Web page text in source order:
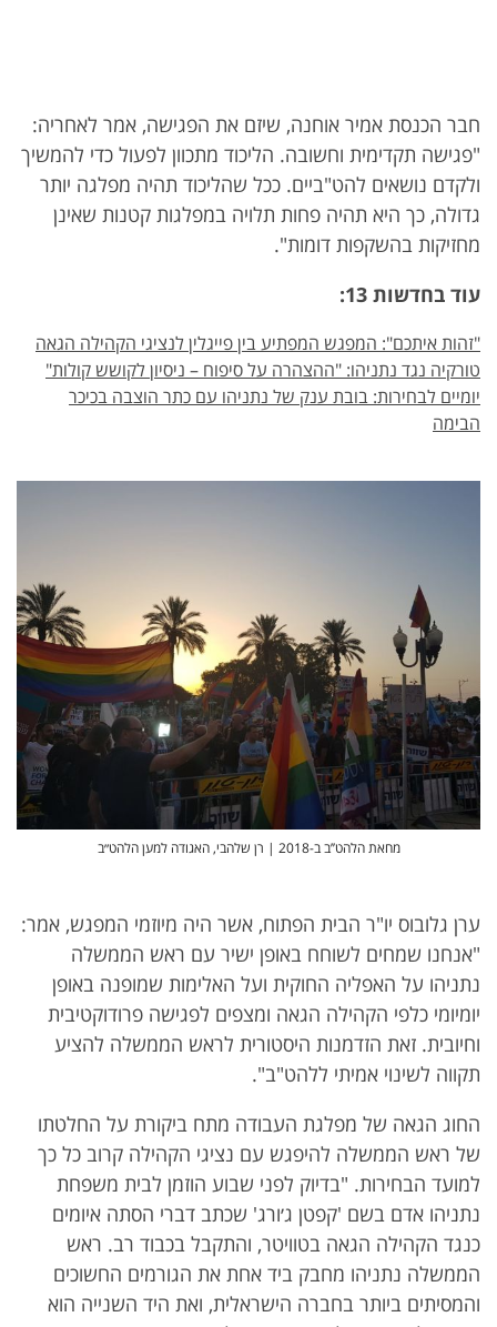
חבר הכנסת אמיר אוחנה, שיזם את הפגישה, אמר לאחריה:
"פגישה תקדימית וחשובה. הליכוד מתכוון לפעול כדי להמשיך
ולקדם נושאים להט"ביים. ככל שהליכוד תהיה מפלגה יותר
גדולה, כך היא תהיה פחות תלויה במפלגות קטנות שאינן
מחזיקות בהשקפות דומות".
עוד בחדשות 13:
"זהות איתכם": המפגש המפתיע בין פייגלין לנציגי הקהילה הגאה
טורקיה נגד נתניהו: "ההצהרה על סיפוח – ניסיון לקושש קולות"
יומיים לבחירות: בובת ענק של נתניהו עם כתר הוצבה בכיכר
הבימה
מחאת הלהט’’ב ב-2018 | רן שלהבי, האגודה למען הלהט״ב
ערן גלובוס יו"ר הבית הפתוח, אשר היה מיוזמי המפגש, אמר:
"אנחנו שמחים לשוחח באופן ישיר עם ראש הממשלה
נתניהו על האפליה החוקית ועל האלימות שמופנה באופן
יומיומי כלפי הקהילה הגאה ומצפים לפגישה פרודוקטיבית
וחיובית. זאת הזדמנות היסטורית לראש הממשלה להציע
תקווה לשינוי אמיתי ללהט"ב".
החוג הגאה של מפלגת העבודה מתח ביקורת על החלטתו
של ראש הממשלה להיפגש עם נציגי הקהילה קרוב כל כך
למועד הבחירות. "בדיוק לפני שבוע הוזמן לבית משפחת
נתניהו אדם בשם 'קפטן ג׳ורג' שכתב דברי הסתה איומים
כנגד הקהילה הגאה בטוויטר, והתקבל בכבוד רב. ראש
הממשלה נתניהו מחבק ביד אחת את הגורמים החשוכים
והמסיתים ביותר בחברה הישראלית, ואת היד השנייה הוא